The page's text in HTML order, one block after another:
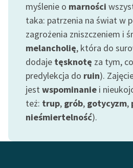
Odkurzamy bohaterów
Szkoła Poezji Wolnych
O nas
Kontakt
O projekcie
myślenie o marności
taka: patrzenia na świat w
zagrożenia zniszczeniem i
melancholię, która do
dodaje tęsknotę za tym,
predylekcja do ruin).
jest wspominanie i
też: trup, grób, gotycyzm,
nieśmiertelność).